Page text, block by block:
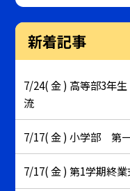
新着記事
7/24( 金 ) 高等部3年
流
7/17( 金 ) 小学部 第
7/17( 金 ) 第1学期終業